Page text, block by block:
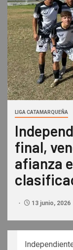
LIGA CATAMARQUEÑA
final,
afianza
13 junio, 2026